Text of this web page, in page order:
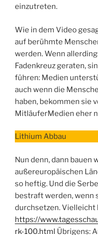
einzutreten.
Wie in dem Video
auf berühmte
werden. Wenn
Fadenkreuz geraten,
führen: Medien
auch wenn die
haben, bekommen sie
MitläuferMedien eher
Lithium Abbau
Nun denn, dann bauen
außereuropäischen
so heftig. Und die
bestraft werden, wenn
durchsetzen. Vielleicht
https://
rk-100.html Übrigens: